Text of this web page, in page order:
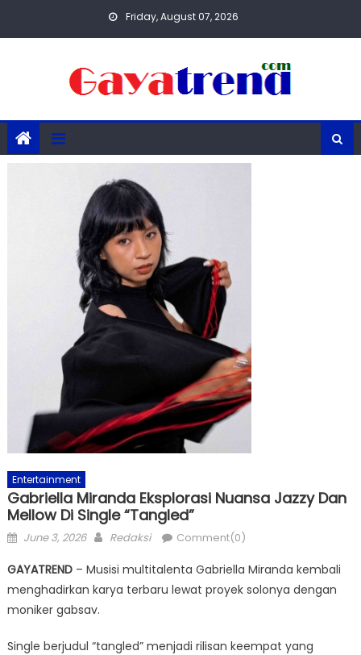
Friday, August 07, 2026
Entertainment
Gabriella Miranda Eksplorasi Nuansa Jazzy Dan
Mellow Di Single “tangled”
Posted
June 3, 2026 Author
Redaksi Comment(0)
GAYATREND– Musisi multitalenta Gabriella Miranda kembali
menghadirkan karya terbaru lewat proyek solonya dengan
moniker gabsav.
Single berjudul “tangled” menjadi rilisan keempat yang